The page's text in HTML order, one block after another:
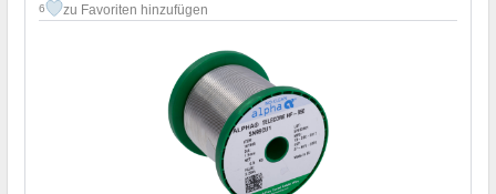
6 zu Favoriten hinzufügen